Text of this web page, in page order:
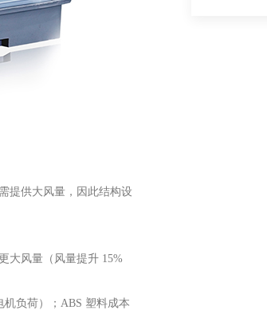
提供大风量，因此结构设
大风量（风量提升 15%
负荷）；ABS 塑料成本